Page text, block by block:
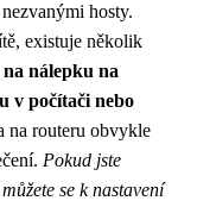
hosty.
existuje několik
nálepku na
v počítači nebo
na routeru obvykle
Pokud jste
se k nastavení